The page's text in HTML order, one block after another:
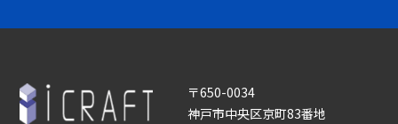
〒650-0034
神戸市中央区京町83番地